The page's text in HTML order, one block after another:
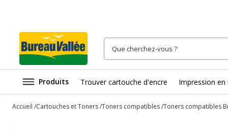
Produits Trouver cartouche d'encre Impression en
Accueil Cartouches et Toners Toners compatibles Toners compatibles